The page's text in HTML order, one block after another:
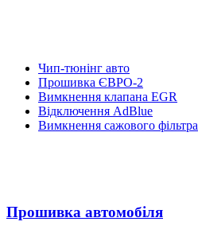
Чип-тюнінг авто
Прошивка ЄВРО-2
Вимкнення клапана EGR
Відключення AdBlue
Вимкнення сажового фільтра
Прошивка автомобіля